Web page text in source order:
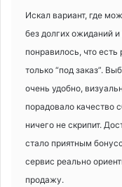
Искал вариант, где
без долгих ожиданий
понравилось, что
только “под заказ”.
очень удобно,
порадовало качество
ничего не скрипит.
стало приятным
сервис реально
продажу.